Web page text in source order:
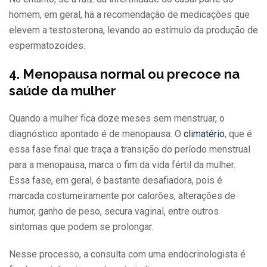
homem, em geral, há a recomendação de medicações que
elevem a testosterona, levando ao estímulo da produção de
espermatozoides.
4. Menopausa normal ou precoce na
saúde da mulher
Quando a mulher fica doze meses sem menstruar, o
diagnóstico apontado é de menopausa. O climatério, que é
essa fase final que traça a transição do período menstrual
para a menopausa, marca o fim da vida fértil da mulher.
Essa fase, em geral, é bastante desafiadora, pois é
marcada costumeiramente por calorões, alterações de
humor, ganho de peso, secura vaginal, entre outros
sintomas que podem se prolongar.
Nesse processo, a consulta com uma endocrinologista é